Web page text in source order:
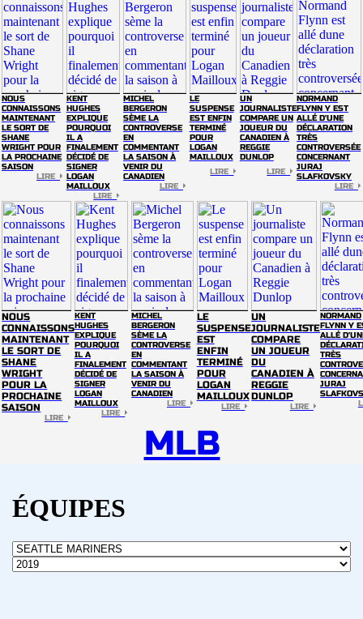
NOUS
CONNAISSONS
MAINTENANT
LE SORT DE
SHANE
WRIGHT POUR
LA PROCHAINE
SAISON
LIRE
KENT
HUGHES
EXPLIQUE
POURQUOI
IL A
FINALEMENT
DÉCIDÉ DE
SIGNER
LOGAN
MAILLOUX
LIRE
MICHEL
BERGERON
SÈME LA
CONTROVERSE
EN
COMMENTANT
LA SAISON À
VENIR DU
CANADIEN
LIRE
LE
SUSPENSE
EST ENFIN
TERMINÉ
POUR
LOGAN
MAILLOUX
LIRE
UN
JOURNALISTE
COMPARE UN
JOUEUR DU
CANADIEN À
REGGIE
DUNLOP
LIRE
NORMAND
FLYNN Y EST
ALLÉ D'UNE
DÉCLARATION
TRÈS
CONTROVERSÉE
CONCERNANT
JURAJ
SLAFKOVSKY
LIRE
NOUS
CONNAISSONS
MAINTENANT
LE SORT DE
SHANE
WRIGHT
POUR LA
PROCHAINE
SAISON
LIRE
KENT
HUGHES
EXPLIQUE
POURQUOI
IL A
FINALEMENT
DÉCIDÉ DE
SIGNER
LOGAN
MAILLOUX
LIRE
MICHEL
BERGERON
SÈME LA
CONTROVERSE
EN
COMMENTANT
LA SAISON À
VENIR DU
CANADIEN
LIRE
LE
SUSPENSE
EST
ENFIN
TERMINÉ
POUR
LOGAN
MAILLOUX
LIRE
UN
JOURNALISTE
COMPARE
UN JOUEUR
DU
CANADIEN À
REGGIE
DUNLOP
LIRE
NORMAND
FLYNN Y
ALLÉ
TRÈS
JURAJ
MLB
ÉQUIPES